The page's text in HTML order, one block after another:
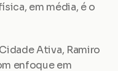
em média, é o
Ativa, Ramiro
enfoque em